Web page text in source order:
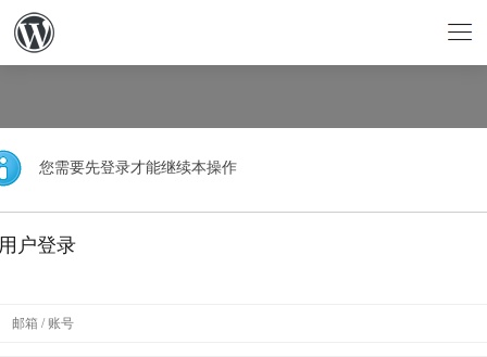
您需要先登录才能继续本操作
户登录